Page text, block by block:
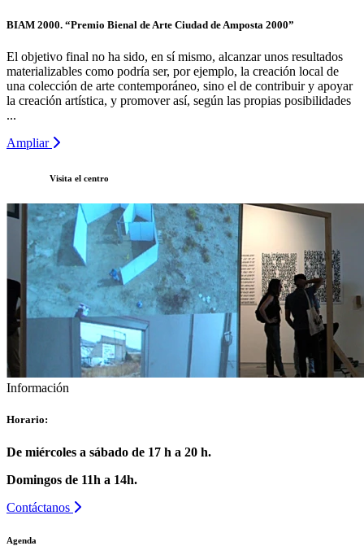
BIAM 2000. “Premio Bienal de Arte Ciudad de Amposta 2000”
El objetivo final no ha sido, en sí mismo, alcanzar unos resultados
materializables como podría ser, por ejemplo, la creación local de
una colección de arte contemporáneo, sino el de contribuir y apoyar
la creación artística, y promover así, según las propias posibilidades
...
Ampliar
Visita el centro
Información
Horario:
De miércoles a sábado de 17 h a 20 h.
Domingos de 11h a 14h.
Contáctanos
Agenda